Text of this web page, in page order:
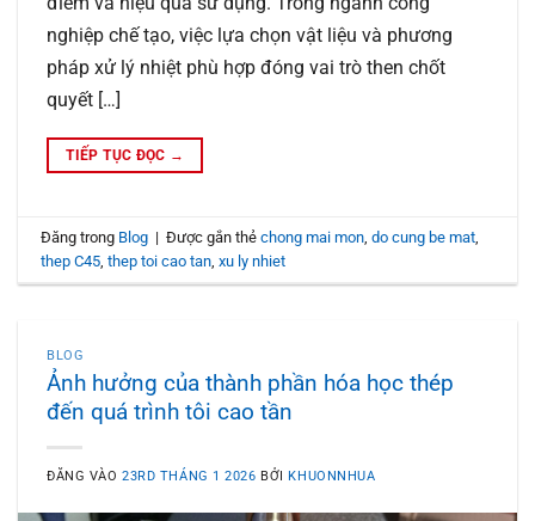
nghiệp chế tạo, việc lựa chọn vật liệu và phương
pháp xử lý nhiệt phù hợp đóng vai trò then chốt
quyết […]
TIẾP TỤC ĐỌC →
Đăng trong Blog | Được gắn thẻchong mai mon ,do cung be mat
thep C45 ,thep toi cao tan ,xu ly nhiet
BLOG
Ảnh hưởng của thành phần hóa học thép
đến quá trình tôi cao tần
ĐĂNG VÀO23RD THÁNG 1 2026 BỞIKHUONNHUA